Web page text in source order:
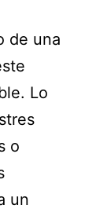
de una
Lo
o
un